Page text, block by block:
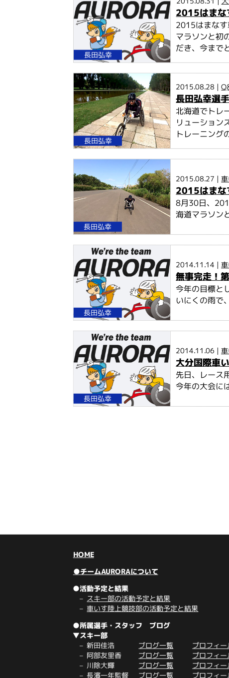
長田弘幸
2015はまな
2015はまな
マラソンと初
だき、今まで
長田弘幸
2015.08.28 |
長田弘幸選
北海道でトレ
リューション
トレーニング
長田弘幸
2015.08.27 |
2015はまな
8月30日、
海道マラソン
長田弘幸
2014.11.14 |
無事完走！
今年の目標と
いにくの雨で
長田弘幸
2014.11.06 |
大分国際車
先日、レース
今年の大会に
HOME
●チームAURORAについて
●活動予定と結果
スキー部の活動予定と結果
車いす陸上競技部の活動予定と結果
●所属選手・スタッフ ブログ
▼スキー部
新田佳浩 ブログ一覧 プロフィー
阿部友里香 ブログ一覧 プロフィー
川除大輝 ブログ一覧 プロフィー
長濱一年監督 ブログ一覧 プロフィー